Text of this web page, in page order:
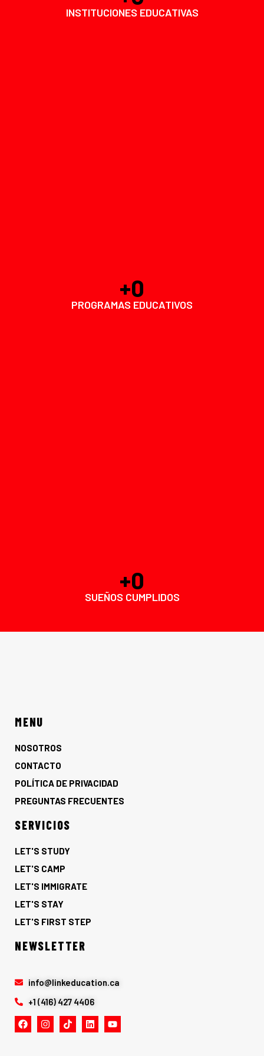
INSTITUCIONES EDUCATIVAS
PROGRAMAS EDUCATIVOS
+0
SUEÑOS CUMPLIDOS
+0
MENU
NOSOTROS
CONTACTO
POLÍTICA DE PRIVACIDAD
PREGUNTAS FRECUENTES
SERVICIOS
LET'S STUDY
LET'S CAMP
LET'S IMMIGRATE
LET'S STAY
LET'S FIRST STEP
NEWSLETTER
info@linkeducation.ca
+1 (416) 427 4406